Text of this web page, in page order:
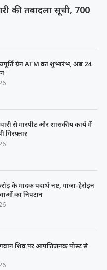
की तबादला सूची, 700
ग्रेन ATM का शुभारंभ, अब 24
से मारपीट और शासकीय कार्य में
गिरफ्तार
के मादक पदार्थ नष्ट, गांजा-हेरोइन
का निपटान
शिव पर आपत्तिजनक पोस्ट से